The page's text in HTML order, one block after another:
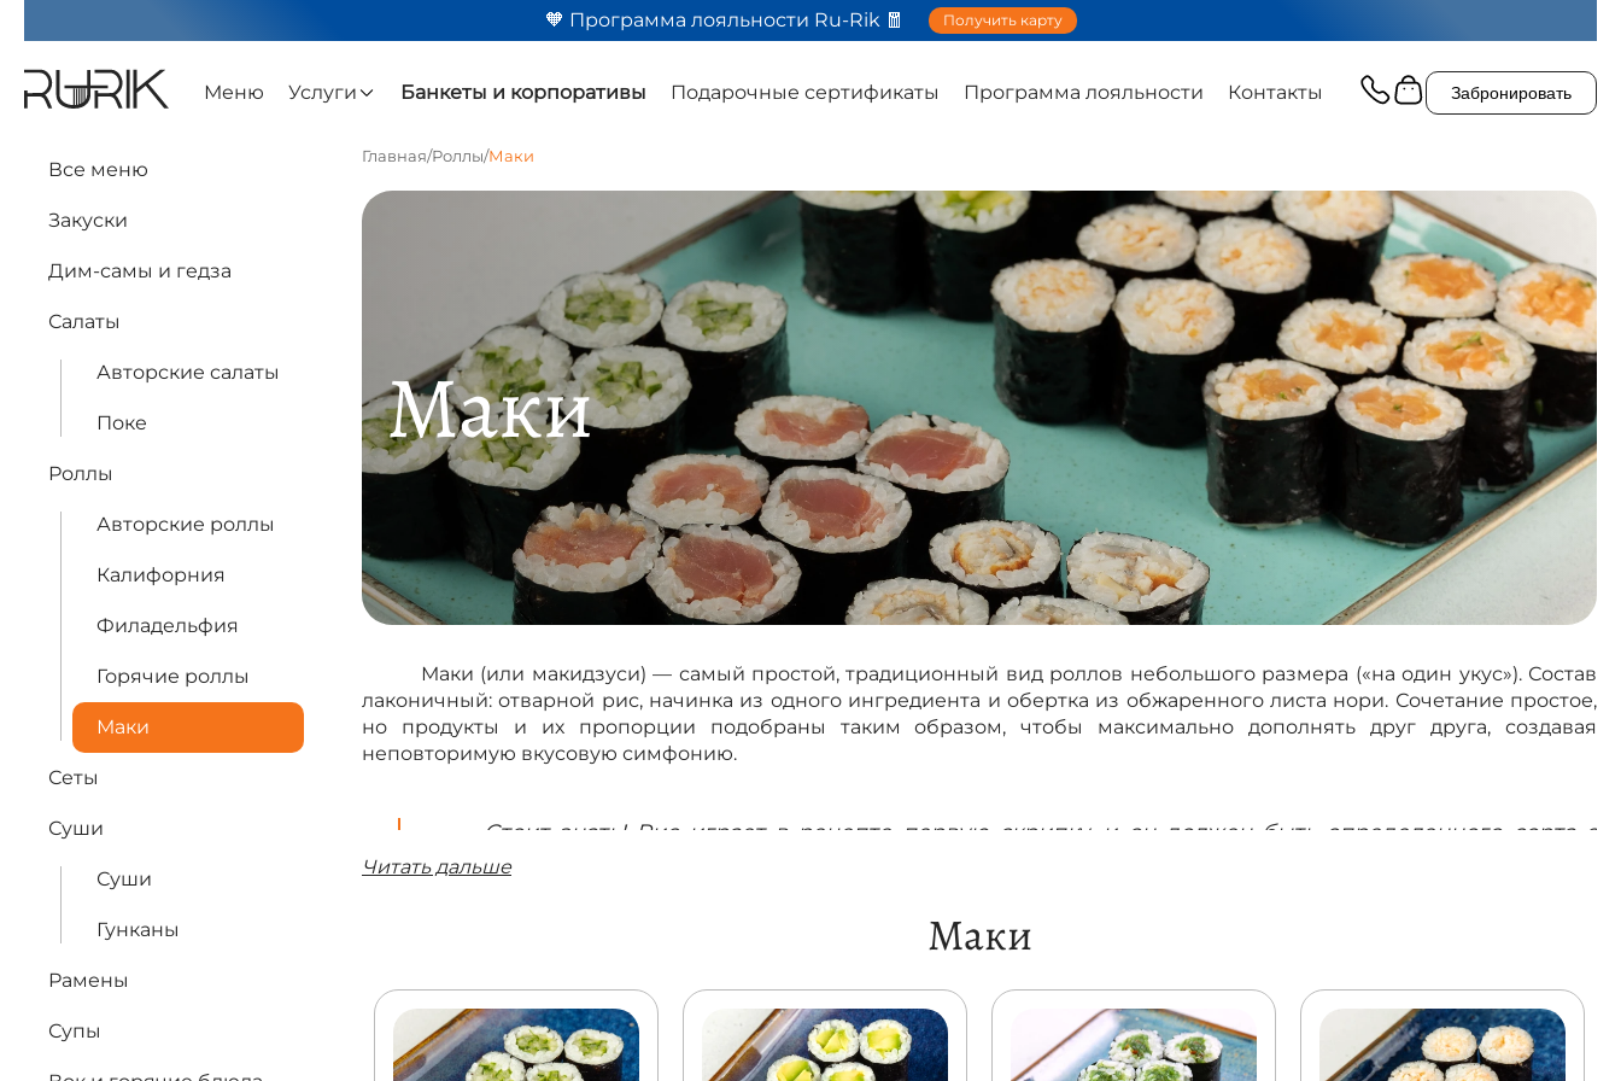
🧡 Программа лояльности Ru-Rik 🧧 Получить карту
Меню Услуги Банкеты и корпоративы Подарочные сертификаты Программа лояльности Контакты Забронировать
Все меню
Закуски
Дим-самы и гедза
Салаты
Авторские салаты
Поке
Роллы
Авторские роллы
Калифорния
Филадельфия
Горячие роллы
Маки
Сеты
Суши
Суши
Гунканы
Рамены
Супы
Главная/Роллы/Маки
Маки
Маки (или макидзуси) — самый простой, традиционный вид роллов небольшого размера («на один укус»). Состав
лаконичный: отварной рис, начинка из одного ингредиента и обертка из обжаренного листа нори. Сочетание простое,
но продукты и их пропорции подобраны таким образом, чтобы максимально дополнять друг друга, создавая
неповторимую вкусовую симфонию.
Стоит знать! Рис играет в рецепте первую скрипку, и он должен быть определенного сорта с
повышенным уровнем клейкости. Иначе вся композиция просто развалится. Риса должно быть
необходимо придать блюду красивый вид. Сворачивают ролл обычно вручную, используя специальный бамбуковый
коврик, на котором расстилается лист нори. На него слоем определенной толщины укладывают рис, посередине —
начинка (самые популярные варианты — свежий огурец, авокадо, слабосоленый лосось, угорь, тунец, креветка). Коврик
Читать дальше
Маки